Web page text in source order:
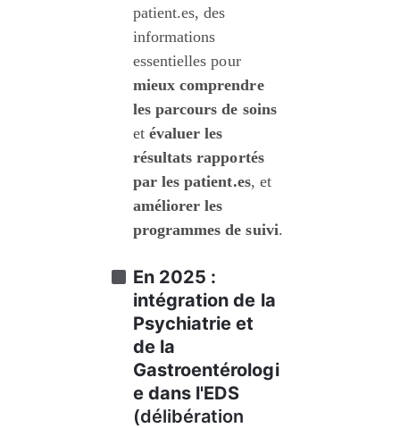
patient.es, des
informations
essentielles pour
mieux comprendre
les parcours de soins
et évaluer les
résultats rapportés
par les patient.es, et
améliorer les
programmes de suivi.
En 2025 :
intégration de la
Psychiatrie et
de la
Gastroentérologi
e dans l'EDS
(délibération